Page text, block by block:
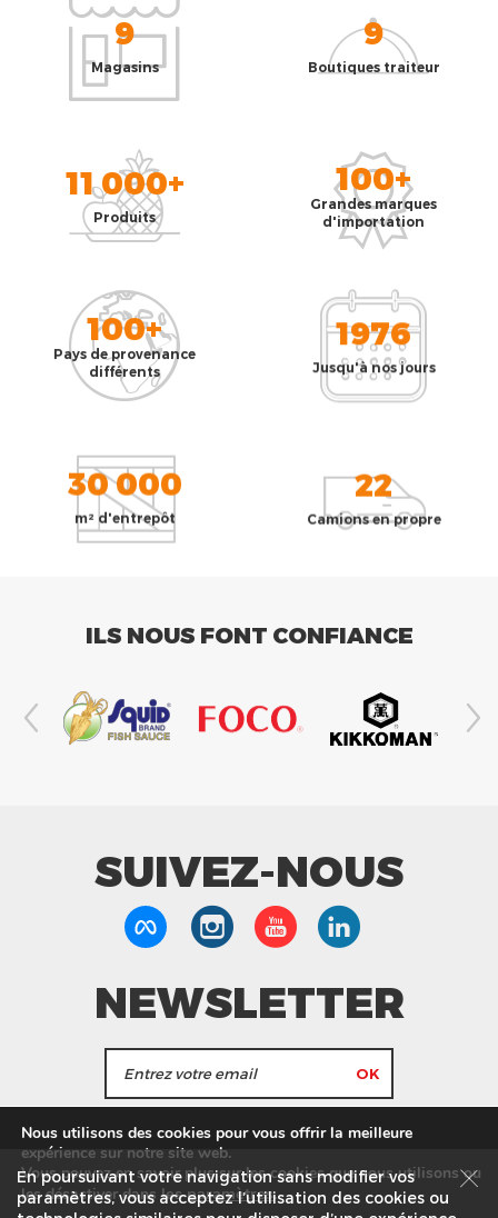
9
Magasins
9
Boutiques traiteur
11 000+
Produits
100+
Grandes marques
d'importation
100+
Pays de provenance
différents
1976
Jusqu'à nos jours
30 000
m² d'entrepôt
22
Camions en propre
ILS NOUS FONT CONFIANCE
SUIVEZ-NOUS
NEWSLETTER
informations de Tang Frères.
Nos Magasins Service commercial
Recrutement
En poursuivant votre navigation sans modifier vos
paramètres, vous acceptez l’utilisation des cookies ou
Nous utilisons des cookies pour vous offrir la meilleure
expérience sur notre site web.
Vous pouvez en savoir plus sur les cookies que nous utilisons ou
les désactiver dans lesparamètres.